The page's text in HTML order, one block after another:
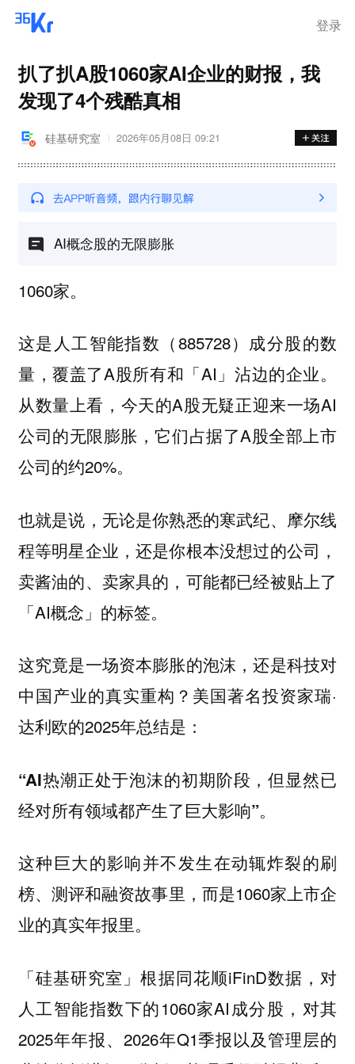
登录
扒了扒A股1060家AI企业的财报，我
发现了4个残酷真相
硅基研究室 2026年05月08日 09:21
AI概念股的无限膨胀
1060家。
这是人工智能指数（885728）成分股的数
量，覆盖了A股所有和「AI」沾边的企业。
从数量上看，今天的A股无疑正迎来一场AI
公司的无限膨胀，它们占据了A股全部上市
公司的约20%。
也就是说，无论是你熟悉的寒武纪、摩尔线
程等明星企业，还是你根本没想过的公司，
卖酱油的、卖家具的，可能都已经被贴上了
「AI概念」的标签。
这究竟是一场资本膨胀的泡沫，还是科技对
中国产业的真实重构？美国著名投资家瑞·
达利欧的2025年总结是：
“AI热潮正处于泡沫的初期阶段，但显然已
经对所有领域都产生了巨大影响”。
这种巨大的影响并不发生在动辄炸裂的刷
榜、测评和融资故事里，而是1060家上市企
业的真实年报里。
「硅基研究室」根据同花顺iFinD数据，对
人工智能指数下的1060家AI成分股，对其
2025年年报、2026年Q1季报以及管理层的